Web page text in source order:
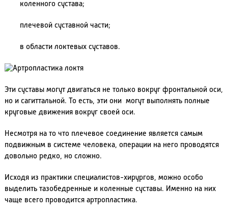
коленного сустава;
плечевой суставной части;
в области локтевых суставов.
Эти суставы могут двигаться не только вокруг фронтальной оси,
но и сагиттальной. То есть, эти они могут выполнять полные
круговые движения вокруг своей оси.
Несмотря на то что плечевое соединение является самым
подвижным в системе человека, операции на него проводятся
довольно редко, но сложно.
Исходя из практики специалистов-хирургов, можно особо
выделить тазобедренные и коленные суставы. Именно на них
чаще всего проводится артропластика.